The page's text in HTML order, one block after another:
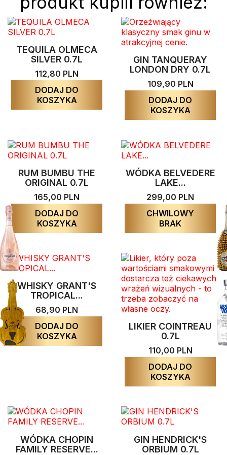
TEQUILA OLMECA
SILVER 0.7L
112,80 PLN
DODAJ DO
KOSZYKA
GIN TANQUERAY
LONDON DRY 0.7L
109,90 PLN
DODAJ DO
KOSZYKA
RUM BUMBU THE
ORIGINAL 0.7L
165,00 PLN
DODAJ DO
KOSZYKA
WÓDKA BELVEDERE
LAKE...
299,00 PLN
CHWILOWY
BRAK
WHISKY GRANT'S
TROPICAL...
68,90 PLN
DODAJ DO
KOSZYKA
LIKIER COINTREAU
0.7L
110,00 PLN
DODAJ DO
KOSZYKA
WÓDKA CHOPIN
FAMILY RESERVE...
GIN HENDRICK'S
ORBIUM 0.7L